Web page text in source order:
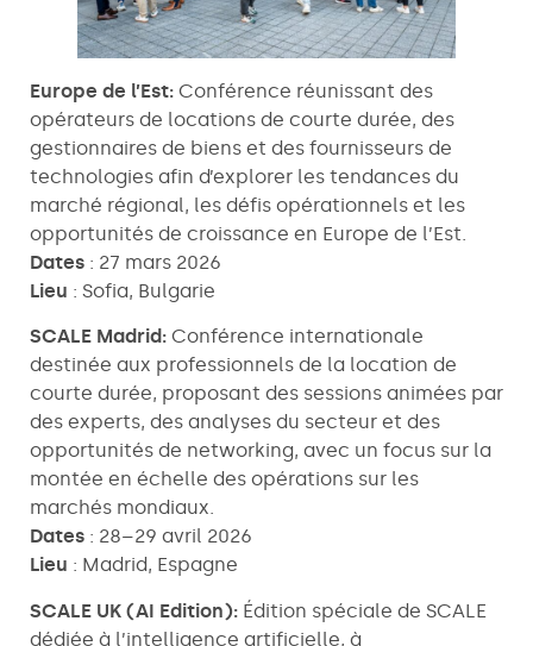
Europe de l’Est: Conférence réunissant des
opérateurs de locations de courte durée, des
gestionnaires de biens et des fournisseurs de
technologies afin d’explorer les tendances du
marché régional, les défis opérationnels et les
opportunités de croissance en Europe de l’Est.
Dates : 27 mars 2026
Lieu : Sofia, Bulgarie
SCALE Madrid: Conférence internationale
destinée aux professionnels de la location de
courte durée, proposant des sessions animées par
des experts, des analyses du secteur et des
opportunités de networking, avec un focus sur la
montée en échelle des opérations sur les
marchés mondiaux.
Dates : 28–29 avril 2026
Lieu : Madrid, Espagne
SCALE UK (AI Edition): Édition spéciale de SCALE
dédiée à l’intelligence artificielle, à